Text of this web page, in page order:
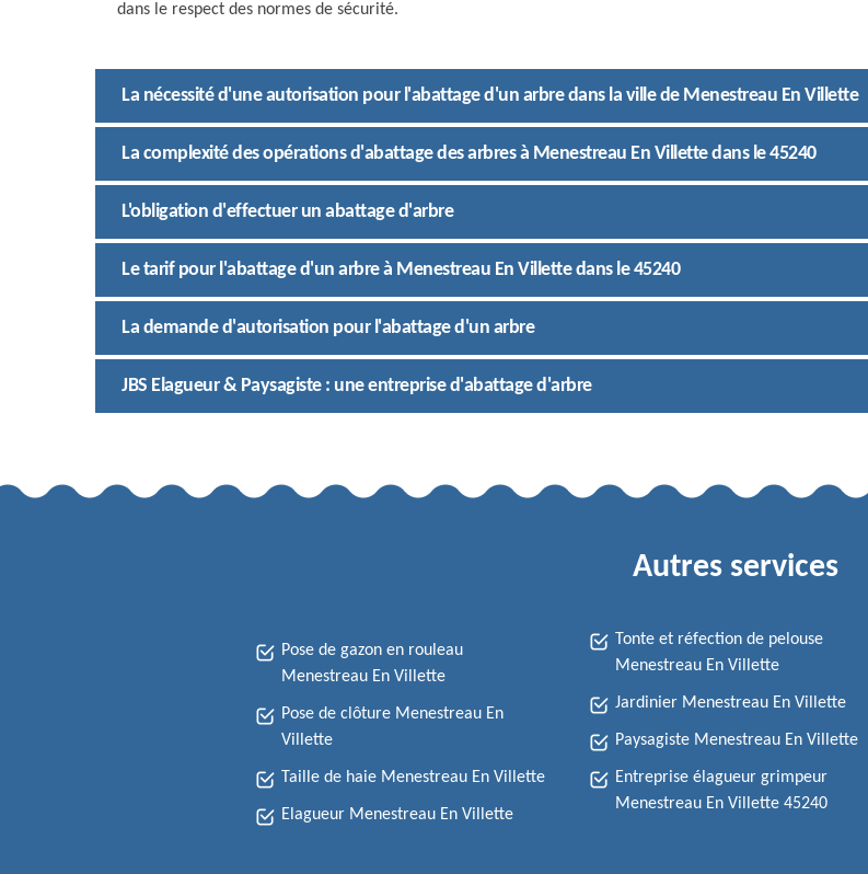
dans le respect des normes de sécurité.
La nécessité d'une autorisation pour l'abattage d'un arbre dans la ville de Menestreau En Villette
La complexité des opérations d'abattage des arbres à Menestreau En Villette dans le 45240
L'obligation d'effectuer un abattage d'arbre
Le tarif pour l'abattage d'un arbre à Menestreau En Villette dans le 45240
La demande d'autorisation pour l'abattage d'un arbre
JBS Elagueur & Paysagiste : une entreprise d'abattage d'arbre
Autres services
Pose de gazon en rouleau
Menestreau En Villette
Pose de clôture Menestreau En
Villette
Taille de haie Menestreau En Villette
Elagueur Menestreau En Villette
Tonte et réfection de pelouse
Menestreau En Villette
Jardinier Menestreau En Villette
Paysagiste Menestreau En Villette
Entreprise élagueur grimpeur
Menestreau En Villette 45240